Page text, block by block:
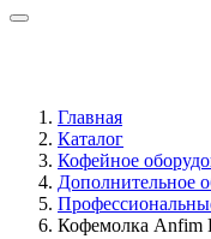
Главная
Каталог
Кофейное
Дополнительное
Кофемолка Anfim